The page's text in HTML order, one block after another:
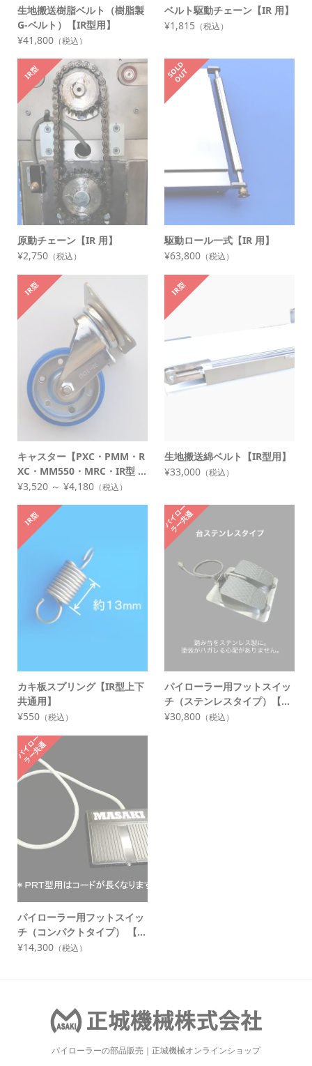
生地搬送樹脂ベルト（樹脂製
G-ベルト）【IR型用】
¥41,800（税込）
ベルト駆動チェーン【IR 用】
¥1,815 （税込）
IR型
原動チェーン【IR 用】
¥2,750（税込）
S
O
L
D
O
U
T
駆動ロール一式【IR 用】
¥63,800 （税込）
IR型
キャスター【PXC・PMM・R
XC・MM550・MRC・IR型 ...
¥3,520 ～ ¥4,180（税込）
IR型
生地搬送綿ベルト【IR型用】
¥33,000 （税込）
IR型
カキ板スプリング【IR型上下
共通用】
¥550（税込）
パ
イ
ロ
ー
ラ
ー
共
通
パイローラー用フットスイッ
チ（ステンレスタイプ）【...
¥30,800 （税込）
パ
イ
ロ
ー
ラ
ー
共
通
パイローラー用フットスイッ
チ（コンパクトタイプ） 【...
¥14,300（税込）
パイローラーの部品販売｜正城機械オンラインショップ